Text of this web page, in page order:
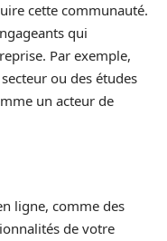
cette communauté.
qui
Par exemple,
ou des études
un acteur de
ligne, comme des
de votre